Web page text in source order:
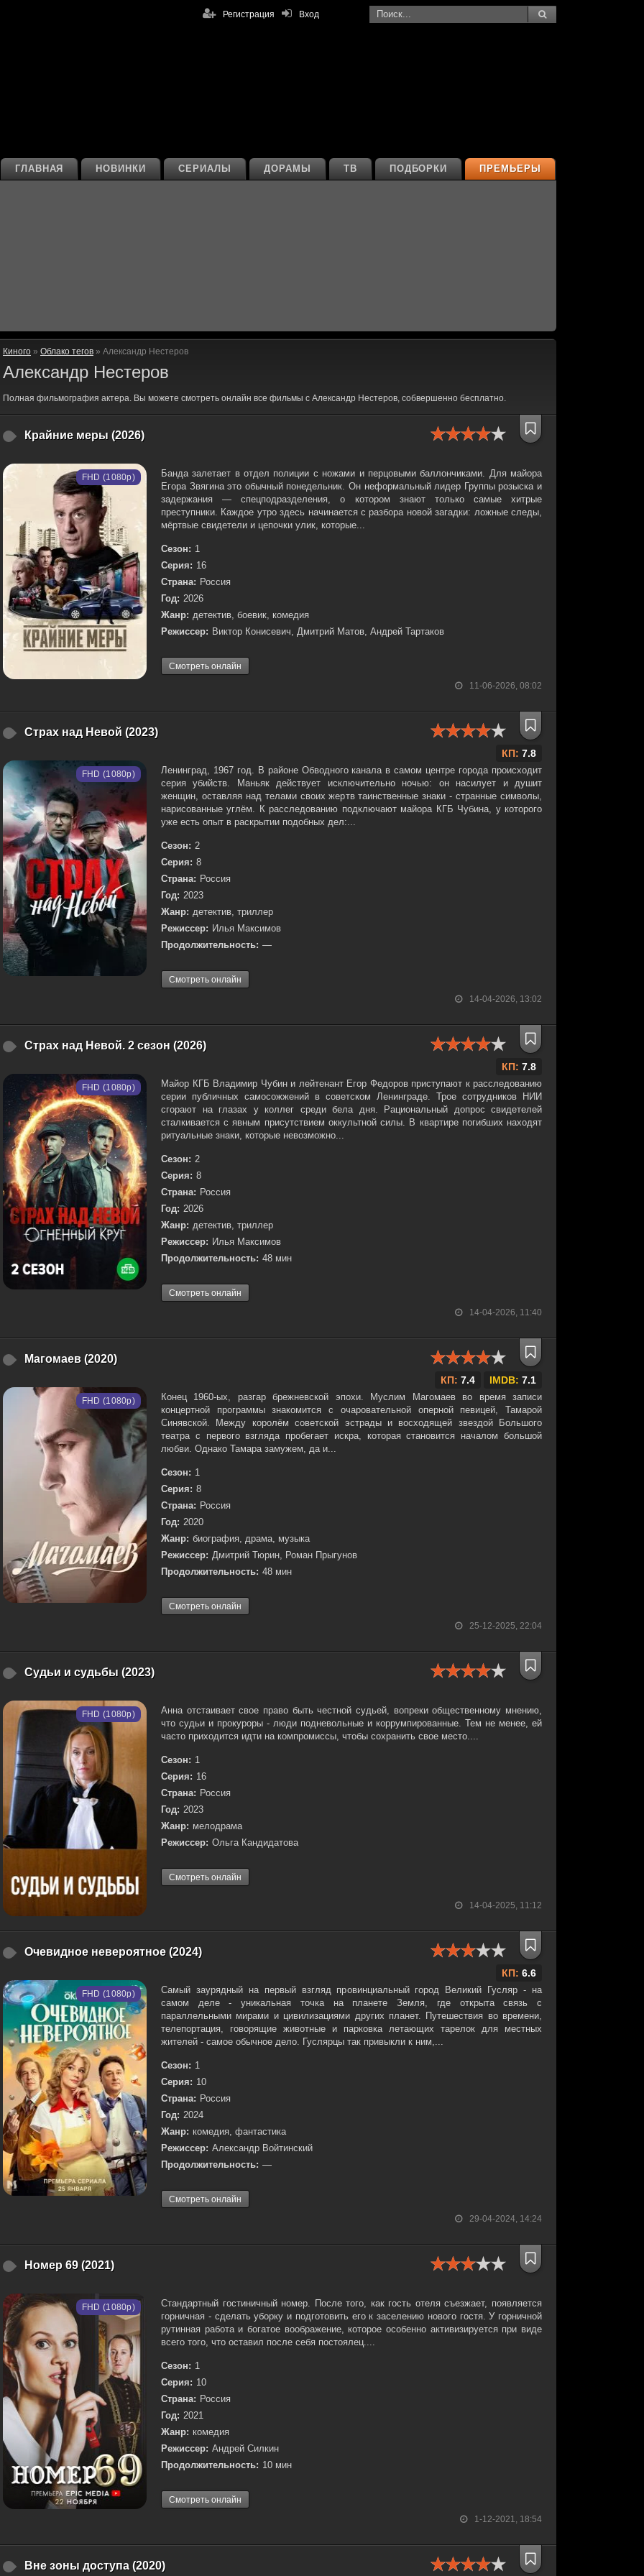
Вход
Регистрация
ПРЕМЬЕРЫ
ПОДБОРКИ
ТВ
ДОРАМЫ
СЕРИАЛЫ
НОВИНКИ
ГЛАВНАЯ
Киного » Облако тегов » Александр Нестеров
Александр Нестеров
Полная фильмография актера. Вы можете смотреть онлайн все фильмы с Александр Нестеров, собвершенно бесплатно.
Крайние меры (2026)
11-06-2026, 08:02
FHD (1080p)
Банда залетает в отдел полиции с ножами и перцовыми баллончиками. Для майора
Егора Звягина это обычный понедельник. Он неформальный лидер Группы розыска и
задержания — спецподразделения, о котором знают только самые хитрые
преступники. Каждое утро здесь начинается с разбора новой загадки: ложные следы,
мёртвые свидетели и цепочки улик, которые...
Сезон: 1
Серия: 16
Страна: Россия
Год: 2026
Жанр: детектив, боевик, комедия
Режиссер: Виктор Конисевич, Дмитрий Матов, Андрей Тартаков
Смотреть онлайн
Страх над Невой (2023)
КП: 7.8
14-04-2026, 13:02
FHD (1080p)
Ленинград, 1967 год. В районе Обводного канала в самом центре города происходит
серия убийств. Маньяк действует исключительно ночью: он насилует и душит
женщин, оставляя над телами своих жертв таинственные знаки - странные символы,
нарисованные углём. К расследованию подключают майора КГБ Чубина, у которого
уже есть опыт в раскрытии подобных дел:...
Сезон: 2
Серия: 8
Страна: Россия
Год: 2023
Жанр: детектив, триллер
Режиссер: Илья Максимов
Продолжительность: —
Смотреть онлайн
Страх над Невой. 2 сезон (2026)
КП: 7.8
14-04-2026, 11:40
FHD (1080p)
Майор КГБ Владимир Чубин и лейтенант Егор Федоров приступают к расследованию
серии публичных самосожжений в советском Ленинграде. Трое сотрудников НИИ
сгорают на глазах у коллег среди бела дня. Рациональный допрос свидетелей
сталкивается с явным присутствием оккультной силы. В квартире погибших находят
ритуальные знаки, которые невозможно...
Сезон: 2
Серия: 8
Страна: Россия
Год: 2026
Жанр: детектив, триллер
Режиссер: Илья Максимов
Продолжительность: 48 мин
Смотреть онлайн
Магомаев (2020)
КП: 7.4 IMDB: 7.1
25-12-2025, 22:04
FHD (1080p)
Конец 1960-ых, разгар брежневской эпохи. Муслим Магомаев во время записи
концертной программы знакомится с очаровательной оперной певицей, Тамарой
Синявской. Между королём советской эстрады и восходящей звездой Большого
театра с первого взгляда пробегает искра, которая становится началом большой
любви. Однако Тамара замужем, да и...
Сезон: 1
Серия: 8
Страна: Россия
Год: 2020
Жанр: биография, драма, музыка
Режиссер: Дмитрий Тюрин, Роман Прыгунов
Продолжительность: 48 мин
Смотреть онлайн
Судьи и судьбы (2023)
14-04-2025, 11:12
FHD (1080p)
Анна отстаивает свое право быть честной судьей, вопреки общественному мнению,
что судьи и прокуроры - люди подневольные и коррумпированные. Тем не менее, ей
часто приходится идти на компромиссы, чтобы сохранить свое место....
Сезон: 1
Серия: 16
Страна: Россия
Год: 2023
Жанр: мелодрама
Режиссер: Ольга Кандидатова
Смотреть онлайн
Очевидное невероятное (2024)
КП: 6.6
29-04-2024, 14:24
FHD (1080p)
Самый заурядный на первый взгляд провинциальный город Великий Гусляр - на
самом деле - уникальная точка на планете Земля, где открыта связь с
параллельными мирами и цивилизациями других планет. Путешествия во времени,
телепортация, говорящие животные и парковка летающих тарелок для местных
жителей - самое обычное дело. Гуслярцы так привыкли к ним,...
Сезон: 1
Серия: 10
Страна: Россия
Год: 2024
Жанр: комедия, фантастика
Режиссер: Александр Войтинский
Продолжительность: —
Смотреть онлайн
Номер 69 (2021)
1-12-2021, 18:54
FHD (1080p)
Стандартный гостиничный номер. После того, как гость отеля съезжает, появляется
горничная - сделать уборку и подготовить его к заселению нового гостя. У горничной
рутинная работа и богатое воображение, которое особенно активизируется при виде
всего того, что оставил после себя постоялец....
Сезон: 1
Серия: 10
Страна: Россия
Год: 2021
Жанр: комедия
Режиссер: Андрей Силкин
Продолжительность: 10 мин
Смотреть онлайн
Вне зоны доступа (2020)